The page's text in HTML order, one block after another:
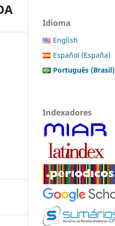
Idioma
English
Español (España)
Português (Brasil)
Indexadores